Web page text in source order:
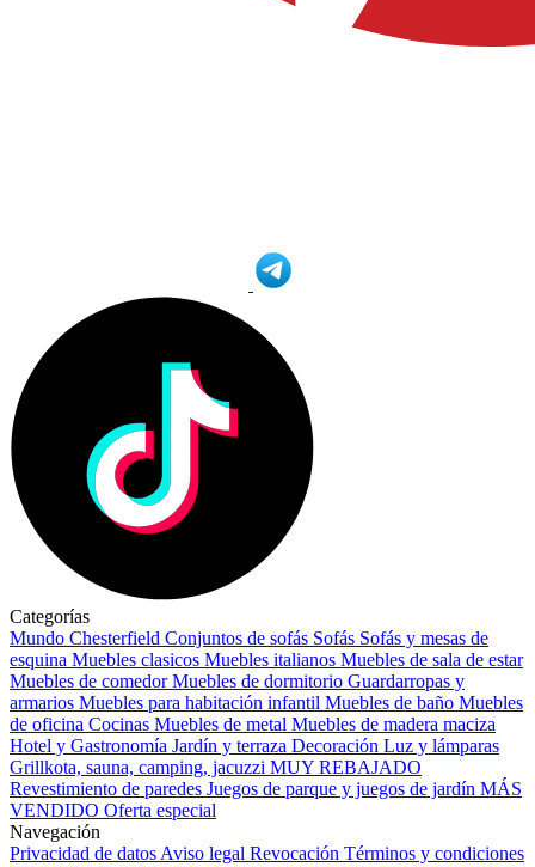
Categorías
Mundo Chesterfield Conjuntos de sofás Sofás Sofás y mesas de
esquina Muebles clasicos Muebles italianos Muebles de sala de estar
Muebles de comedorMuebles de dormitorio Guardarropas y
armarios Muebles para habitación infantil Muebles de baño Muebles
de oficina Cocinas Muebles de metal Muebles de madera maciza
Hotel y Gastronomía Jardín y terraza Decoración Luz y lámparas
Grillkota, sauna, camping, jacuzzi MUY REBAJADO
Revestimiento de paredes Juegos de parque y juegos de jardín MÁS
VENDIDO Oferta especial
Navegación
Privacidad de datos Aviso legal Revocación Términos y condiciones